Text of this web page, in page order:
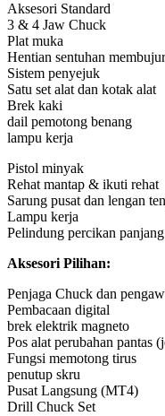
Aksesori Standard
3 & 4 Jaw Chuck
Plat muka
Hentian sentuhan membujur
Sistem penyejuk
Satu set alat dan kotak alat
Brek kaki
dail pemotong benang
lampu kerja
Pistol minyak
Rehat mantap & ikuti rehat
Sarung pusat dan lengan
Lampu kerja
Pelindung percikan
Aksesori Pilihan:
Penjaga Chuck dan
Pembacaan digital
brek elektrik magneto
Pos alat perubahan pantas
Fungsi memotong tirus
penutup skru
Pusat Langsung (MT4)
Drill Chuck Set